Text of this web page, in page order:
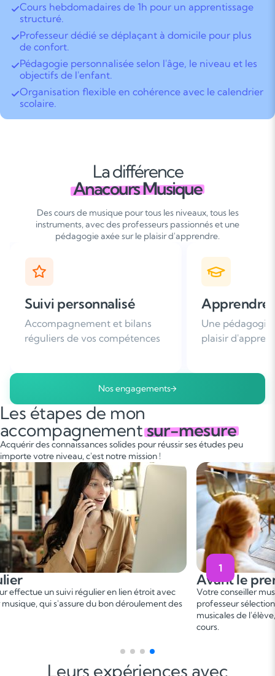
Cours hebdomadaires de 1h pour un apprentissage
structuré.
Professeur dédié se déplaçant à domicile pour plus
de confort.
Pédagogie personnalisée selon l'âge, le niveau et les
objectifs de l'enfant.
Organisation flexible en cohérence avec le calendrier
scolaire.
La différence
Anacours Musique
Des cours de musique pour tous les niveaux, tous les
instruments, avec des professeurs passionnés et une
pédagogie axée sur le plaisir d'apprendre.
Apprendre avec plaisir
Une pédagogie basée sur le
plaisir d'apprendre
Plus de 96% de
nous
Nos engagements
Les étapes de mon
accompagnementsur-mesure
Acquérir des connaissances solides pour réussir ses études peu
importe votre niveau, c'est notre mission !
des
Votre conseiller musique vous met en relation avec un
professeur sélectionné, en fonction des besoins et aspirations
musicales de l'élève, afin de convenir d'une date de premier
Leurs expériences avec